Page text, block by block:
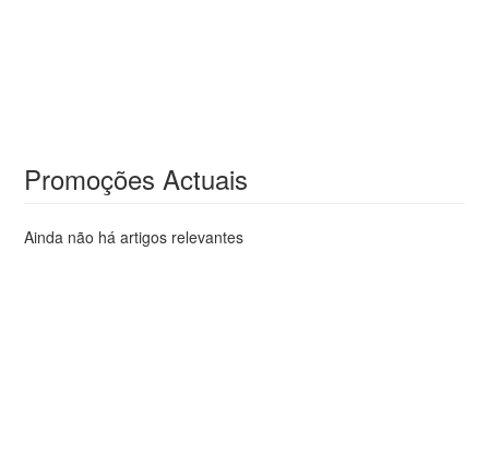
Promoções Actuais
Ainda não há artigos relevantes